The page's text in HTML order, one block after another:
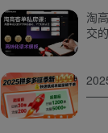
工作
淘
交
——